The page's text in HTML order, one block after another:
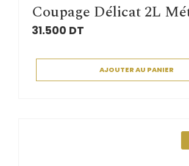
Coupage Délicat 2L
31.500 DT
AJOUTER AU PANIER